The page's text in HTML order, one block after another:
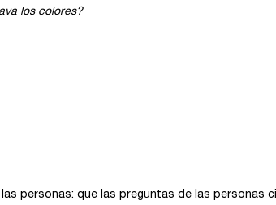
los colores?
personas: que las preguntas de las personas